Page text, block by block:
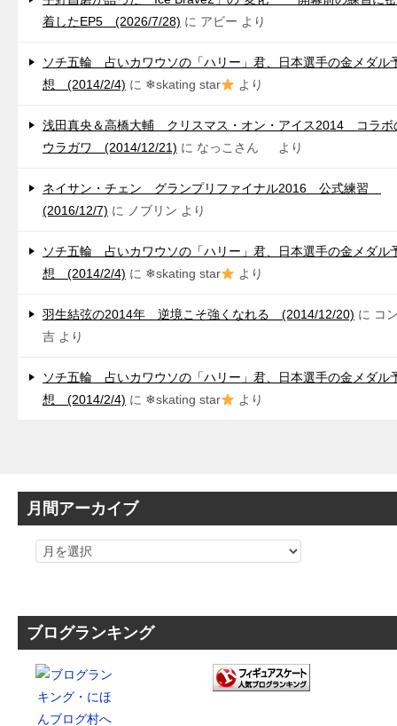
着したEP5 (2026/7/28) に アビー より
ソチ五輪 占いカワウソの「ハリー」君、日本選手の金メダル
想 (2014/2/4) に ❄skating star より
浅田真央＆高橋大輔 クリスマス・オン・アイス2014 コラボ
ウラガワ (2014/12/21) に なっこさん より
ネイサン・チェン グランプリファイナル2016 公式練習
(2016/12/7) に ノブリン より
ソチ五輪 占いカワウソの「ハリー」君、日本選手の金メダル
想 (2014/2/4) に ❄skating star より
羽生結弦の2014年 逆境こそ強くなれる (2014/12/20) に コ
吉 より
ソチ五輪 占いカワウソの「ハリー」君、日本選手の金メダル
想 (2014/2/4) に ❄skating star より
月間アーカイブ
ブログランキング